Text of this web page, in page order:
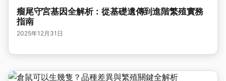
瘤尾守宮基因全解析：從基礎遺傳到進階繁殖實務
指南
2025年12月31日